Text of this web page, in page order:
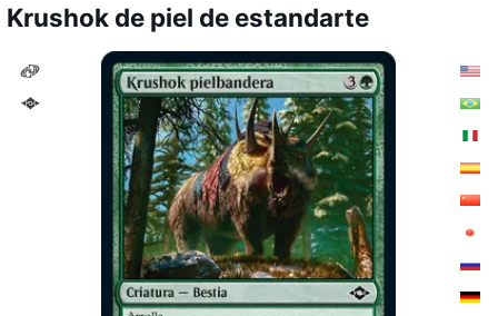
Krushok de piel de estandarte